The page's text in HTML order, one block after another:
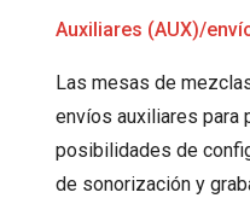
Auxiliares (AUX)/
Las mesas de
envíos auxiliares para
posibilidades de
de sonorización y